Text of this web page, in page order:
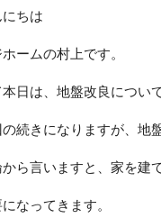
にちは
ームの村上です。
本日は、地盤改良につい
続きになりますが、地
ら言いますと、家を建
なってきます。